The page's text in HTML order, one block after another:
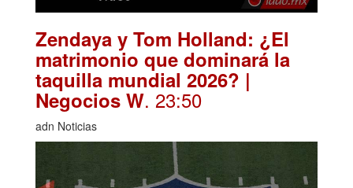
Zendaya y Tom Holland: ¿El
matrimonio que dominará la
taquilla mundial 2026? |
Negocios W. 23:50
adn Noticias